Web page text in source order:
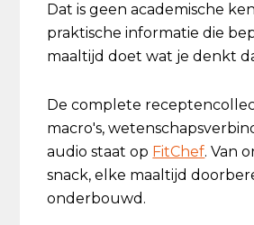
Dat is geen academische
praktische informatie die
maaltijd doet wat je denkt
De complete
macro's,
audio staat op FitChef. Van
snack, elke maaltijd
onderbouwd.